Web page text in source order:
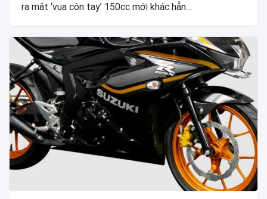
ra mắt ‘vua côn tay’ 150cc mới khác hẳn...